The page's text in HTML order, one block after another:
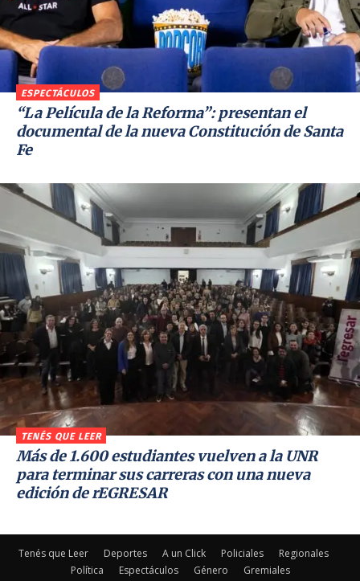
ESPECTÁCULOS
“La Película de la Reforma”: presentan el
documental de la nueva Constitución de Santa
Fe
TENÉS QUE LEER
Más de 1.600 estudiantes vuelven a la UNR
para terminar sus carreras con una nueva
edición de rEGRESAR
Tenés que Leer Deportes A un Click Policiales
Regionales
Política
Espectáculos Género Gremiales